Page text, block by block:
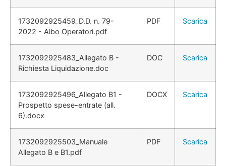
1732092925459_D.D. n. 79-
2022 - Albo Operatori.pdf
PDF Scarica
1732092925483_Allegato B -
Richiesta Liquidazione.doc
DOC Scarica
1732092925496_Allegato B1 -
Prospetto spese-entrate (all.
6).docx
DOCX Scarica
1732092925503_Manuale
Allegato B e B1.pdf
PDF Scarica